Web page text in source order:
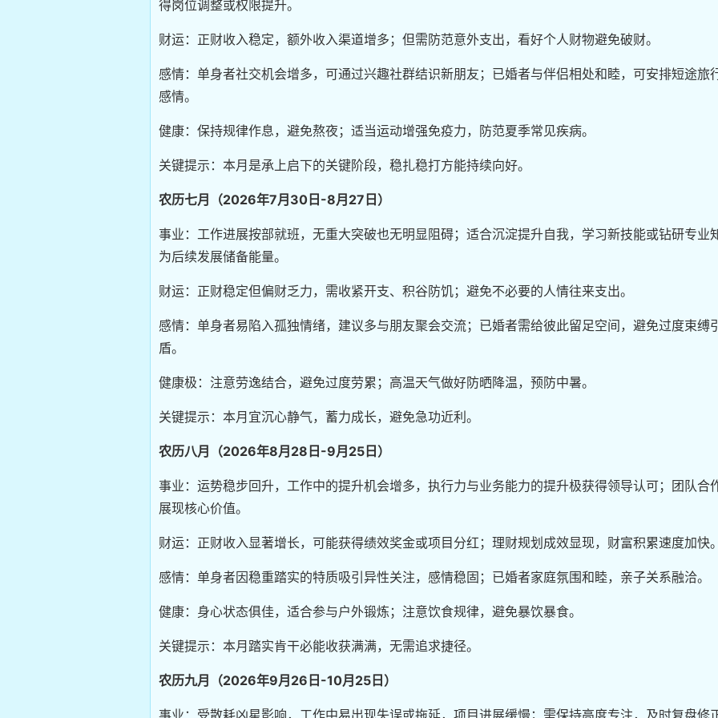
得岗位调整或权限提升。
财运：正财收入稳定，额外收入渠道增多；但需防范意外支出，看好个人财物避免破财。
感情：单身者社交机会增多，可通过兴趣社群结识新朋友；已婚者与伴侣相处和睦，可安排短途旅
感情。
健康：保持规律作息，避免熬夜；适当运动增强免疫力，防范夏季常见疾病。
关键提示：本月是承上启下的关键阶段，稳扎稳打方能持续向好。
农历七月（2026年7月30日-8月27日）
事业：工作进展按部就班，无重大突破也无明显阻碍；适合沉淀提升自我，学习新技能或钻研专业
为后续发展储备能量。
财运：正财稳定但偏财乏力，需收紧开支、积谷防饥；避免不必要的人情往来支出。
感情：单身者易陷入孤独情绪，建议多与朋友聚会交流；已婚者需给彼此留足空间，避免过度束缚
盾。
健康极：注意劳逸结合，避免过度劳累；高温天气做好防晒降温，预防中暑。
关键提示：本月宜沉心静气，蓄力成长，避免急功近利。
农历八月（2026年8月28日-9月25日）
事业：运势稳步回升，工作中的提升机会增多，执行力与业务能力的提升极获得领导认可；团队合
展现核心价值。
财运：正财收入显著增长，可能获得绩效奖金或项目分红；理财规划成效显现，财富积累速度加快。
感情：单身者因稳重踏实的特质吸引异性关注，感情稳固；已婚者家庭氛围和睦，亲子关系融洽。
健康：身心状态俱佳，适合参与户外锻炼；注意饮食规律，避免暴饮暴食。
关键提示：本月踏实肯干必能收获满满，无需追求捷径。
农历九月（2026年9月26日-10月25日）
事业：受散耗凶星影响，工作中易出现失误或拖延，项目进展缓慢；需保持高度专注，及时复盘修